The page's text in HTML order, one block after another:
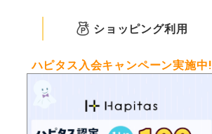
ショッピング利用
ハピタス入会キャンペーン実施中!